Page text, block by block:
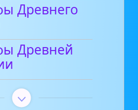
Древнего
Древней